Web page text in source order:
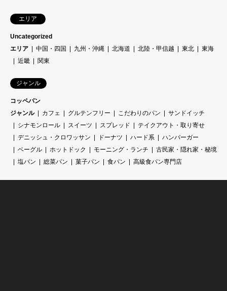
エリア
Uncategorized
エリア
中国・四国 九州・沖縄 北海道 北陸・甲信越 東北
東海
近畿
関東
ジャンル
コッペパン
ジャンル
カフェ グルテンフリー こだわりのパン
サンドイッチ
シナモンロール
スイーツ スプレッド
テイクアウト・取り寄せ
デニッシュ・クロワッサン
ドーナツ ハード系
ハンバーガー
ベーグル
ホットドック モーニング・ランチ
古民家・隠れ家・秘境
塩パン
総菜パン 菓子パン 食パン 高級食パン専門店